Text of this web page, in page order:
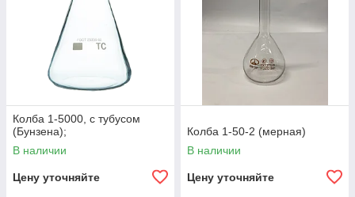
Колба 1-5000, с тубусом
(Бунзена);
В наличии
Цену уточняйте
Колба 1-50-2 (мерная)
В наличии
Цену уточняйте